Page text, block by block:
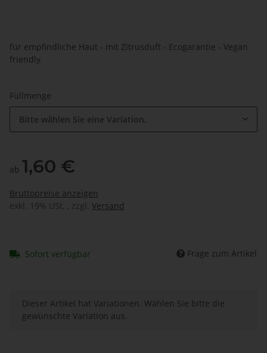
für empfindliche Haut - mit Zitrusduft - Ecogarantie - Vegan
friendly
Füllmenge
Bitte wählen Sie eine Variation.
ab 1,60 €
Bruttopreise anzeigen
exkl. 19% USt. , zzgl. Versand
Sofort verfügbar Frage zum Artikel
xDieser Artikel hat Variationen. Wählen Sie bitte die
gewünschte Variation aus.